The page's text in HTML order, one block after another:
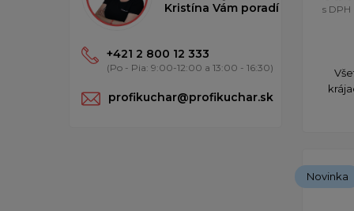
Kristína Vám poradí
+421 2 800 12 333
(Po - Pia: 9:00-12:00 a 13:00 - 16:30)
profikuchar@profikuchar.sk
s DPH
Novinka